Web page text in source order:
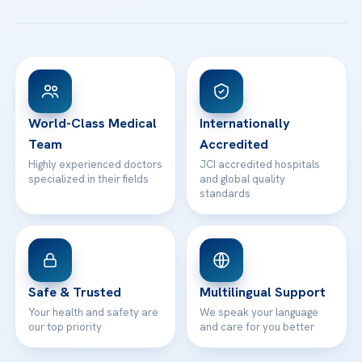
Patient Rights
Contact
WhatsApp Support
World-Class Medical
Team
Highly experienced doctors
specialized in their fields
Internationally
Accredited
JCI accredited hospitals
and global quality
standards
Safe & Trusted
Your health and safety are
our top priority
Multilingual Support
We speak your language
and care for you better